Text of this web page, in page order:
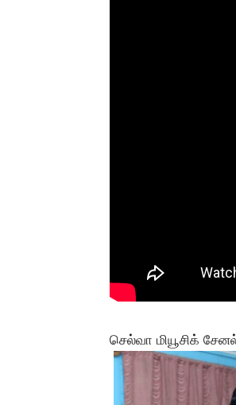
செல்வா மியூசிக்